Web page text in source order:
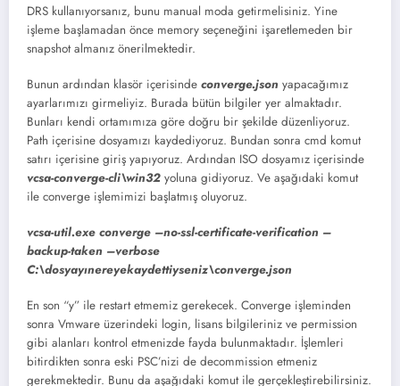
DRS kullanıyorsanız, bunu manual moda getirmelisiniz. Yine
işleme başlamadan önce memory seçeneğini işaretlemeden bir
snapshot almanız önerilmektedir.
Bunun ardından klasör içerisinde converge.json yapacağımız
ayarlarımızı girmeliyiz. Burada bütün bilgiler yer almaktadır.
Bunları kendi ortamımıza göre doğru bir şekilde düzenliyoruz.
Path içerisine dosyamızı kaydediyoruz. Bundan sonra cmd komut
satırı içerisine giriş yapıyoruz. Ardından ISO dosyamız içerisinde
vcsa-converge-cli\win32 yoluna gidiyoruz. Ve aşağıdaki komut
ile converge işlemimizi başlatmış oluyoruz.
vcsa-util.exe converge –no-ssl-certificate-verification –
backup-taken –verbose
C:\dosyayınereyekaydettiyseniz\converge.json
En son “y” ile restart etmemiz gerekecek. Converge işleminden
sonra Vmware üzerindeki login, lisans bilgileriniz ve permission
gibi alanları kontrol etmenizde fayda bulunmaktadır. İşlemleri
bitirdikten sonra eski PSC’nizi de decommission etmeniz
gerekmektedir. Bunu da aşağıdaki komut ile gerçekleştirebilirsiniz.